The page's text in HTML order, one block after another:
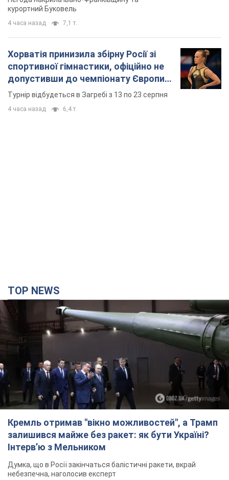
4 часа назад 6,4 т.
Кремль отримав "вікно можливостей", а Трамп
залишився майже без ракет: як бути Україні?
Інтерв’ю з Мельником
Думка, що в Росії закінчаться балістичні ракети, вкрай
небезпечна, наголосив експерт
2 часа назад 8,8 т.
"Все горіло": очевидиця розповіла про загибель
3-річного хлопчика і його рідних внаслідок
атаки РФ на Київщину. Відео та фото
час назад 1,8 т.